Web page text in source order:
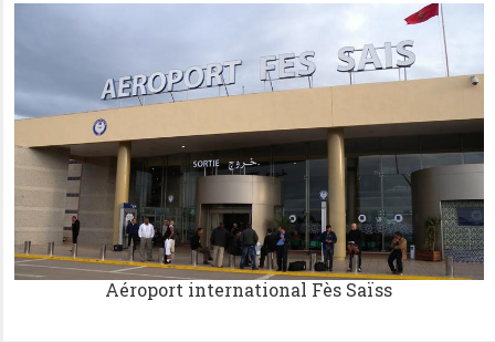
Aéroport international Fès Saïss